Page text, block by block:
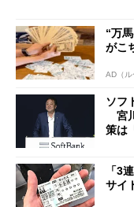
“万
がこ
AD（ル
ソフ
宮
策は
「3
サイ